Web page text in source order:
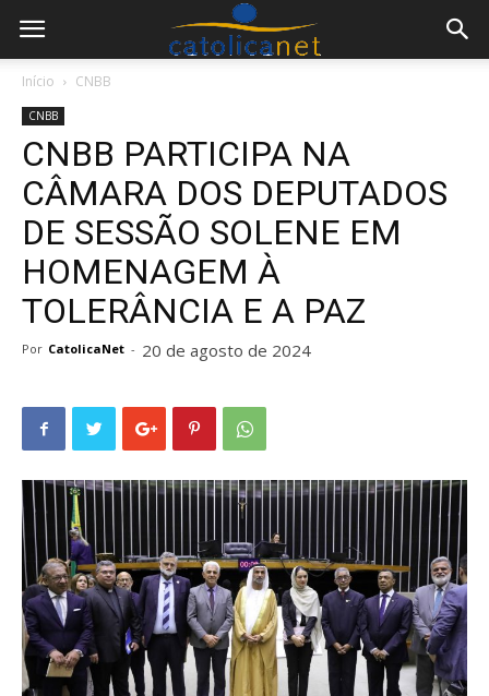
Início CNBB
CNBB
CNBB PARTICIPA NA
CÂMARA DOS DEPUTADOS
DE SESSÃO SOLENE EM
HOMENAGEM À
TOLERÂNCIA E A PAZ
Por CatolicaNet - 20 de agosto de 2024